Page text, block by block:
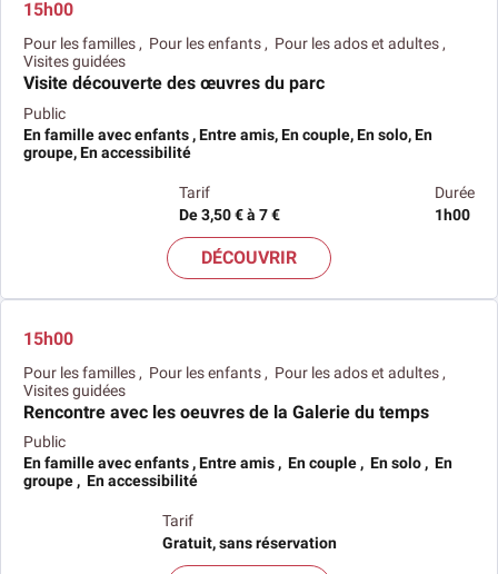
15h00
Pour les familles , Pour les enfants , Pour les ados et adultes ,
Visites guidées
Visite découverte des œuvres du parc
Public
En famille avec enfants , Entre amis, En couple, En solo, En
groupe, En accessibilité
Durée
1h00
Tarif
De 3,50 € à 7 €
DÉCOUVRIR
15h00
Pour les familles , Pour les enfants , Pour les ados et adultes ,
Visites guidées
Rencontre avec les oeuvres de la Galerie du temps
Public
En famille avec enfants , Entre amis , En couple , En solo , En
groupe , En accessibilité
Tarif
Gratuit, sans réservation